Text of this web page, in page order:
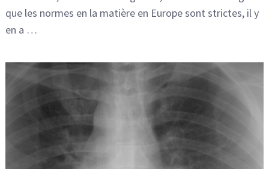
que les normes en la matière en Europe sont strictes, il y
en a …